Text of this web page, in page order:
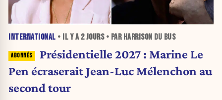
INTERNATIONAL • IL Y A 2 JOURS• PAR HARRISON DU BUS
Présidentielle 2027 : Marine Le
Pen écraserait Jean-Luc Mélenchon au
second tour